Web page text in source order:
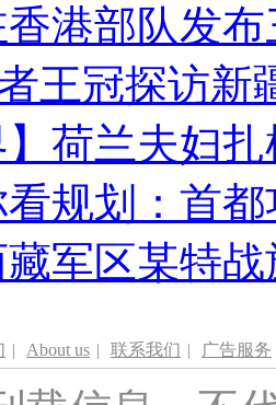
港部队发
王冠探访新
】荷兰夫妇
规划：首
军区某特
| About us | 联系我们 | 广告服务